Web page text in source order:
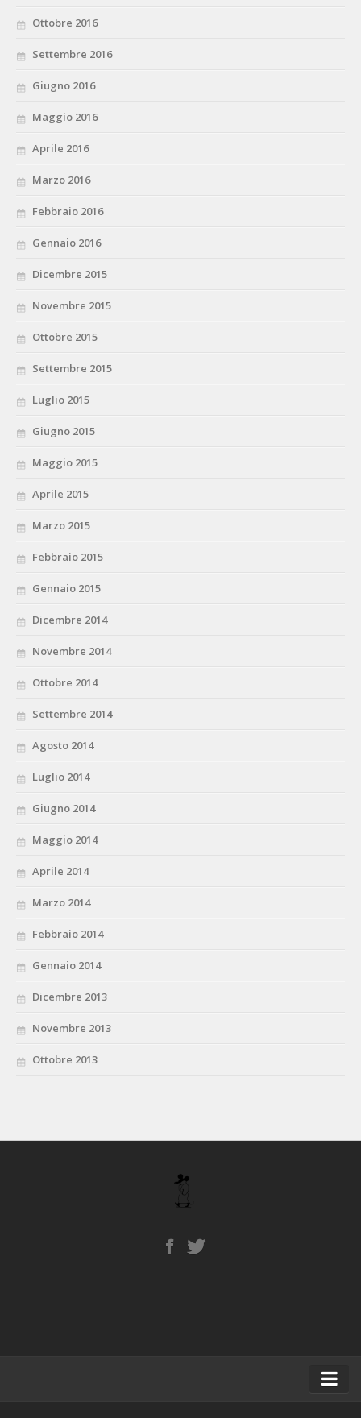
Ottobre 2016
Settembre 2016
Giugno 2016
Maggio 2016
Aprile 2016
Marzo 2016
Febbraio 2016
Gennaio 2016
Dicembre 2015
Novembre 2015
Ottobre 2015
Settembre 2015
Luglio 2015
Giugno 2015
Maggio 2015
Aprile 2015
Marzo 2015
Febbraio 2015
Gennaio 2015
Dicembre 2014
Novembre 2014
Ottobre 2014
Settembre 2014
Agosto 2014
Luglio 2014
Giugno 2014
Maggio 2014
Aprile 2014
Marzo 2014
Febbraio 2014
Gennaio 2014
Dicembre 2013
Novembre 2013
Ottobre 2013